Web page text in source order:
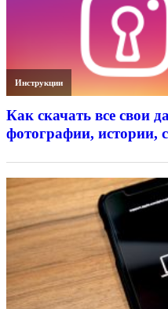
Инструкции
Как скачать все свои
фотографии, истории,